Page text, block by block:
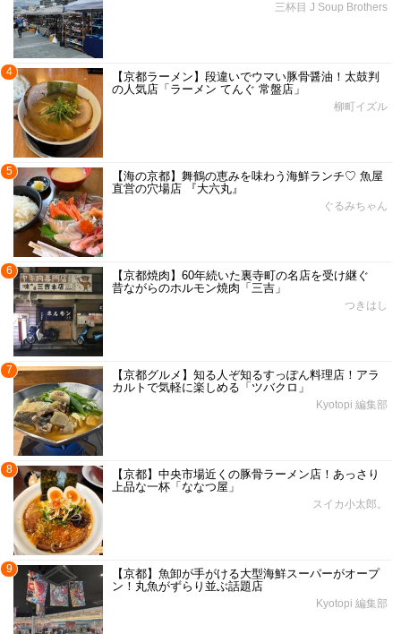
三杯目 J Soup Brothers
4
【京都ラーメン】段違いでウマい豚骨醤油！太鼓判
の人気店「ラーメン てんぐ 常盤店」
柳町イズル
5
【海の京都】舞鶴の恵みを味わう海鮮ランチ♡ 魚屋
直営の穴場店 『大六丸』
ぐるみちゃん
6
【京都焼肉】60年続いた裏寺町の名店を受け継ぐ
昔ながらのホルモン焼肉「三吉」
つきはし
7
【京都グルメ】知る人ぞ知るすっぽん料理店！アラ
カルトで気軽に楽しめる「ツバクロ」
Kyotopi 編集部
8
【京都】中央市場近くの豚骨ラーメン店！あっさり
上品な一杯「ななつ屋」
スイカ小太郎。
9
【京都】魚卸が手がける大型海鮮スーパーがオープ
ン！丸魚がずらり並ぶ話題店
Kyotopi 編集部